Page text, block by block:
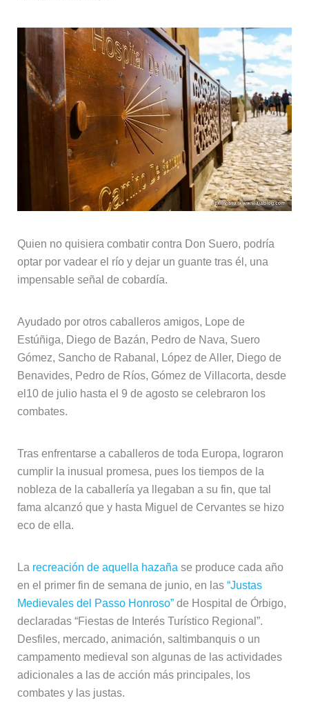
Quien no quisiera combatir contra Don Suero, podría
optar por vadear el río y dejar un guante tras él, una
impensable señal de cobardía.
Ayudado por otros caballeros amigos, Lope de
Estúñiga, Diego de Bazán, Pedro de Nava, Suero
Gómez, Sancho de Rabanal, López de Aller, Diego de
Benavides, Pedro de Ríos, Gómez de Villacorta, desde
el10 de julio hasta el 9 de agosto se celebraron los
combates.
Tras enfrentarse a caballeros de toda Europa, lograron
cumplir la inusual promesa, pues los tiempos de la
nobleza de la caballería ya llegaban a su fin, que tal
fama alcanzó que y hasta Miguel de Cervantes se hizo
eco de ella.
La recreación de aquella hazaña se produce cada año
en el primer fin de semana de junio, en las “Justas
Medievales del Passo Honroso”de Hospital de Órbigo,
declaradas “Fiestas de Interés Turístico Regional”.
Desfiles, mercado, animación, saltimbanquis o un
campamento medieval son algunas de las actividades
adicionales a las de acción más principales, los
combates y las justas.